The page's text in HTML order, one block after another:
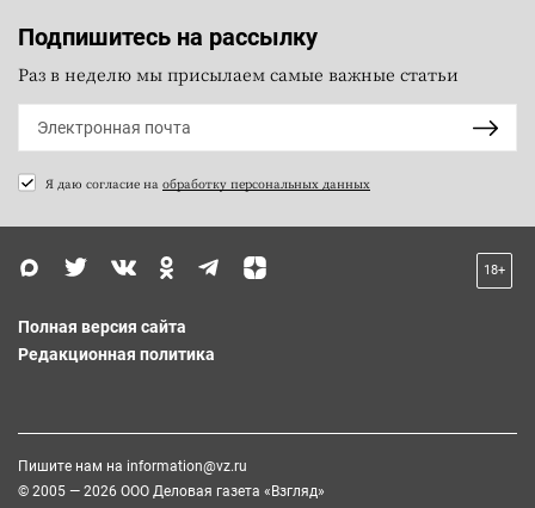
Подпишитесь на рассылку
Раз в неделю мы присылаем самые важные статьи
Я даю согласие на обработку персональных данных
18+
Полная версия сайта
Редакционная политика
Пишите нам на information@vz.ru
© 2005 — 2026 ООО Деловая газета «Взгляд»